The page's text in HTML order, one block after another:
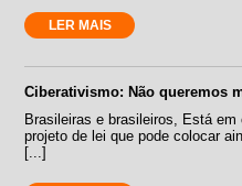
LER MAIS
Ciberativismo: Não queremos
Brasileiras e brasileiros, Está em
projeto de lei que pode colocar
[...]